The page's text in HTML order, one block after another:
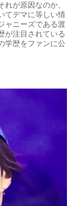
が原因なのか、
てデマに等しい情
ャニーズである渡
が注目されている
学歴をファンに公